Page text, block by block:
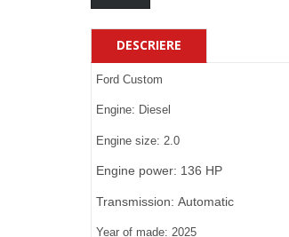
DESCRIERE
Ford Custom
Engine: Diesel
Engine size: 2.0
Engine power: 136 HP
Transmission: Automatic
Year of made: 2025